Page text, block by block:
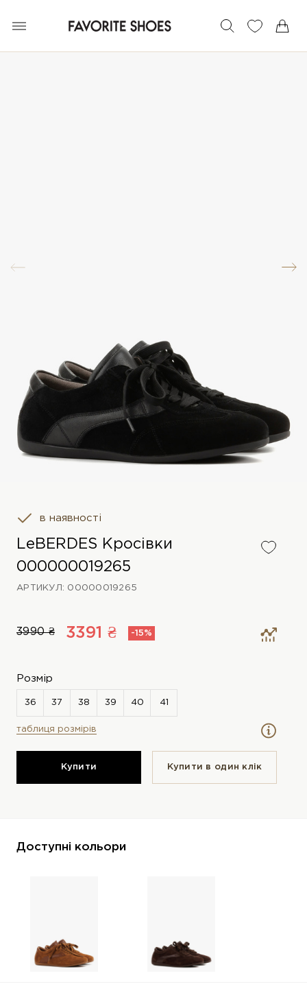
в наявності
LeBERDES Кросівки
000000019265
АРТИКУЛ: 00000019265
3990 ₴ 3391 ₴ -15%
Розмір
таблиця розмірів
Купити Купити в один клiк
Доступні кольори